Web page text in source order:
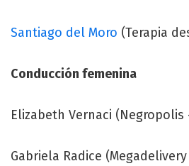
Santiago del Moro (Terapia
Conducción femenina
Elizabeth Vernaci (Negropolis
Gabriela Radice